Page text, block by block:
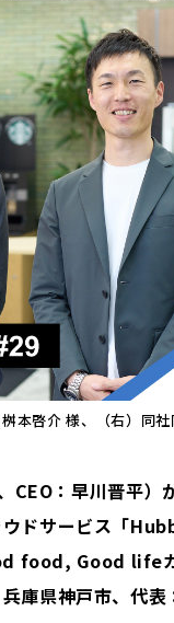
本啓介 様、（右）同
：早川晋平）
ドサービス「
food, Good life
庫県神戸市、代